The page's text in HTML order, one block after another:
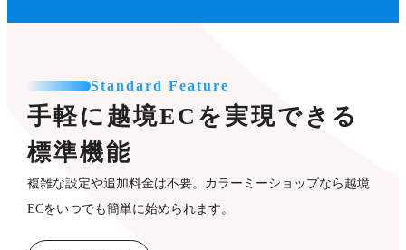
Standard Feature
手軽に越境ECを実現できる
標準機能
複雑な設定や追加料金は不要。カラーミーショップなら越境
ECをいつでも簡単に始められます。